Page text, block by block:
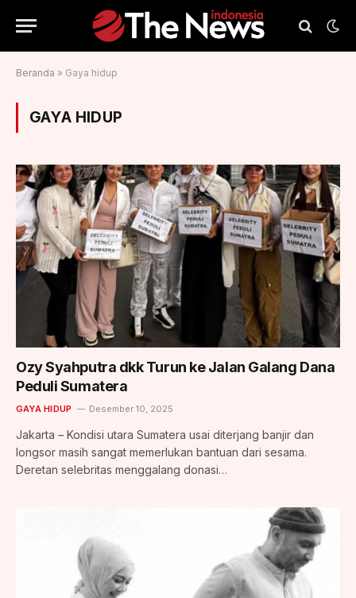
Beranda » Gaya hidup
GAYA HIDUP
Ozy Syahputra dkk Turun ke Jalan Galang Dana
Peduli Sumatera
GAYA HIDUP Desember 10, 2025
Jakarta – Kondisi utara Sumatera usai diterjang banjir dan
longsor masih sangat memerlukan bantuan dari sesama.
Deretan selebritas menggalang donasi…